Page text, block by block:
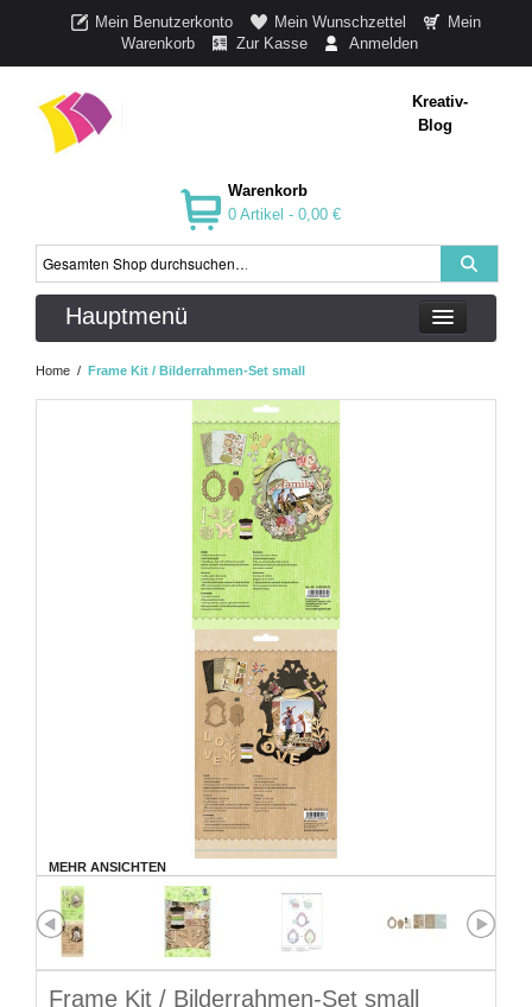
Mein Benutzerkonto Mein Wunschzettel
Mein
Warenkorb
Zur Kasse Anmelden
Kreativ-
Blog
Warenkorb
0 Artikel - 0,00 €
Hauptmenü
Home / Frame Kit / Bilderrahmen-Set small
MEHR ANSICHTEN
Frame Kit / Bilderrahmen-Set small